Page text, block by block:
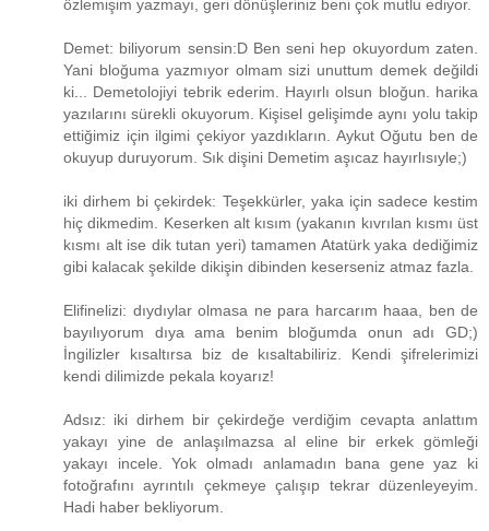
özlemişim yazmayı, geri dönüşleriniz beni çok mutlu ediyor.
Demet: biliyorum sensin:D Ben seni hep okuyordum zaten.
Yani bloğuma yazmıyor olmam sizi unuttum demek değildi
ki... Demetolojiyi tebrik ederim. Hayırlı olsun bloğun. harika
yazılarını sürekli okuyorum. Kişisel gelişimde aynı yolu takip
ettiğimiz için ilgimi çekiyor yazdıkların. Aykut Oğutu ben de
okuyup duruyorum. Sık dişini Demetim aşıcaz hayırlısıyle;)
iki dirhem bi çekirdek: Teşekkürler, yaka için sadece kestim
hiç dikmedim. Keserken alt kısım (yakanın kıvrılan kısmı üst
kısmı alt ise dik tutan yeri) tamamen Atatürk yaka dediğimiz
gibi kalacak şekilde dikişin dibinden keserseniz atmaz fazla.
Elifinelizi: dıydıylar olmasa ne para harcarım haaa, ben de
bayılıyorum dıya ama benim bloğumda onun adı GD;)
İngilizler kısaltırsa biz de kısaltabiliriz. Kendi şifrelerimizi
kendi dilimizde pekala koyarız!
Adsız: iki dirhem bir çekirdeğe verdiğim cevapta anlattım
yakayı yine de anlaşılmazsa al eline bir erkek gömleği
yakayı incele. Yok olmadı anlamadın bana gene yaz ki
fotoğrafını ayrıntılı çekmeye çalışıp tekrar düzenleyeyim.
Hadi haber bekliyorum.